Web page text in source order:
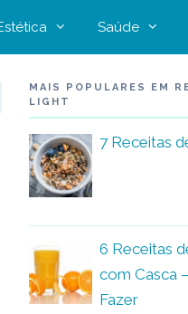
Saúde
MAIS POPULARES EM
LIGHT
7 Receitas
6 Receitas
com Casca
Fazer